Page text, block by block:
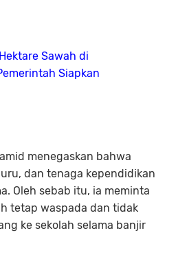
Sawah di
Siapkan
menegaskan bahwa
dan tenaga kependidikan
Oleh sebab itu, ia meminta
tetap waspada dan tidak
ke sekolah selama banjir